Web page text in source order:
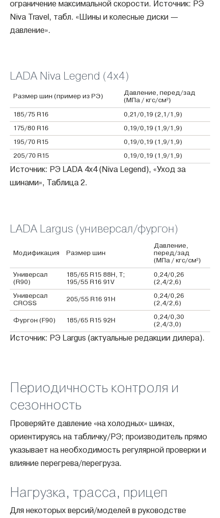
ограничение максимальной скорости. Источник: РЭ
Niva Travel, табл. «Шины и колесные диски —
давление».
LADA Niva Legend (4x4)
Размер шин (пример из РЭ)
Давление, перед/зад
(МПа / кгс/см²)
185/75 R16 0,21/0,19 (2,1/1,9)
175/80 R16 0,19/0,19 (1,9/1,9)
195/70 R15 0,19/0,19 (1,9/1,9)
205/70 R15 0,19/0,19 (1,9/1,9)
Источник: РЭ LADA 4x4 (Niva Legend), «Уход за
шинами», Таблица 2.
LADA Largus (универсал/фургон)
Модификация Размер шин
Давление,
перед/зад
(МПа / кгс/см²)
Универсал
(R90)
185/65 R15 88H, T;
195/55 R16 91V
0,24/0,26
(2,4/2,6)
Универсал
CROSS
205/55 R16 91H
0,24/0,26
(2,4/2,6)
Фургон (F90) 185/65 R15 92H
0,24/0,30
(2,4/3,0)
Источник: РЭ Largus (актуальные редакции дилера).
Периодичность контроля и
сезонность
Проверяйте давление «на холодных» шинах,
ориентируясь на табличку/РЭ; производитель прямо
указывает на необходимость регулярной проверки и
влияние перегрева/перегруза.
Нагрузка, трасса, прицеп
Для некоторых версий/моделей в руководстве